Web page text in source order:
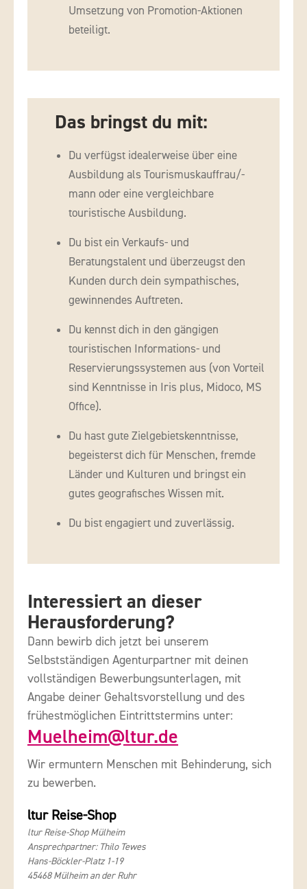
Umsetzung von Promotion-Aktionen
beteiligt.
Das bringst du mit:
Du verfügst idealerweise über eine
Ausbildung als Tourismuskauffrau/-
mann oder eine vergleichbare
touristische Ausbildung.
Du bist ein Verkaufs- und
Beratungstalent und überzeugst den
Kunden durch dein sympathisches,
gewinnendes Auftreten.
Du kennst dich in den gängigen
touristischen Informations- und
Reservierungssystemen aus (von Vorteil
sind Kenntnisse in Iris plus, Midoco, MS
Office).
Du hast gute Zielgebietskenntnisse,
begeisterst dich für Menschen, fremde
Länder und Kulturen und bringst ein
gutes geografisches Wissen mit.
Du bist engagiert und zuverlässig.
Interessiert an dieser
Herausforderung?
Dann bewirb dich jetzt bei unserem
Selbstständigen Agenturpartner mit deinen
vollständigen Bewerbungsunterlagen, mit
Angabe deiner Gehaltsvorstellung und des
frühestmöglichen Eintrittstermins unter:
Muelheim@ltur.de
Wir ermuntern Menschen mit Behinderung, sich
zu bewerben.
ltur Reise-Shop
ltur Reise-Shop Mülheim
Ansprechpartner: Thilo Tewes
Hans-Böckler-Platz 1-19
45468 Mülheim an der Ruhr